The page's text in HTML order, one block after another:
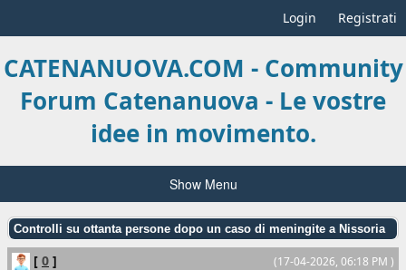
Login Registrati
CATENANUOVA.COM - Community
Forum Catenanuova - Le vostre
idee in movimento.
Show Menu
Controlli su ottanta persone dopo un caso di meningite a Nissoria
(17-04-2026, 06:18 PM )
[ 0 ]